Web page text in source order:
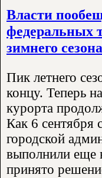
Власти
федеральных
зимнего сезона
Пик летнего
концу. Теперь
курорта
Как 6 сентября
городской
выполнили еще
принято